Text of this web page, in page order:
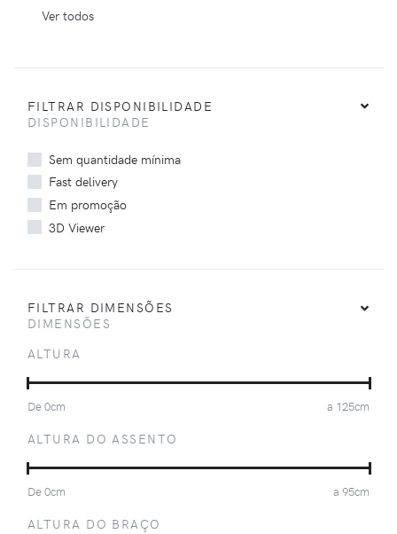
Ver todos
FILTRAR DISPONIBILIDADE
DISPONIBILIDADE
Sem quantidade mínima
Fast delivery
Em promoção
3D Viewer
FILTRAR DIMENSÕES
DIMENSÕES
ALTURA
De0cm a 125cm
ALTURA DO ASSENTO
De0cm a 95cm
ALTURA DO BRAÇO